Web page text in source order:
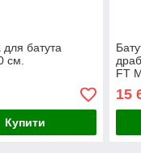
батута
см.
Купити
FT
15